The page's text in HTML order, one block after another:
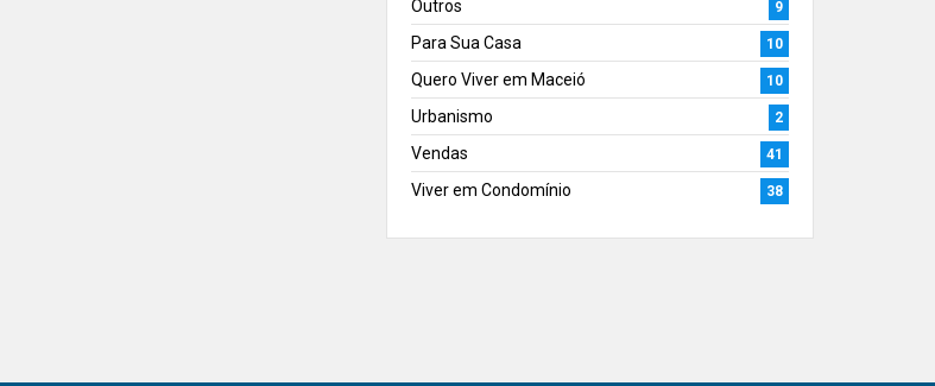
Outros 9
Para Sua Casa 10
Quero Viver em Maceió 10
Urbanismo 2
Vendas 41
Viver em Condomínio 38